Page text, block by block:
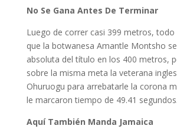
No Se Gana Antes De Terminar
Luego de correr casi 399 metros, todo
que la botwanesa Amantle Montsho
absoluta del título en los 400 metros,
sobre la misma meta la veterana
Ohuruogu para arrebatarle la corona
le marcaron tiempo de 49.41 segundos.
Aquí También Manda Jamaica